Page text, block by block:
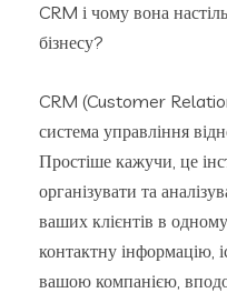
CRM і чому вона
бізнесу?
CRM (Customer
система управління
Простіше кажучи, це
організувати та
ваших клієнтів в
контактну інформацію,
вашою компанією,